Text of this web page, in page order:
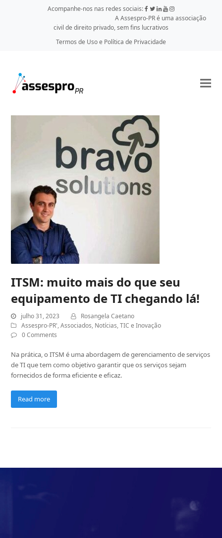
Acompanhe-nos nas redes sociais:
A Assespro-PR é uma associação
civil de direito privado, sem fins lucrativos
Termos de Uso e Política de Privacidade
ITSM: muito mais do que seu
equipamento de TI chegando lá!
julho 31, 2023
Rosangela Caetano
Assespro-PR',Associados, Notícias,TIC e Inovação
0 Comments
Na prática, o ITSM é uma abordagem de gerenciamento de serviços
de TI que tem como objetivo garantir que os serviços sejam
fornecidos de forma eficiente e eficaz.
Read more